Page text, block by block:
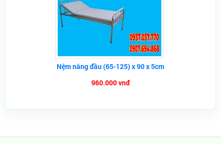
Nệm nâng đầu (65-125) x 90 x 5cm
960.000 vnđ